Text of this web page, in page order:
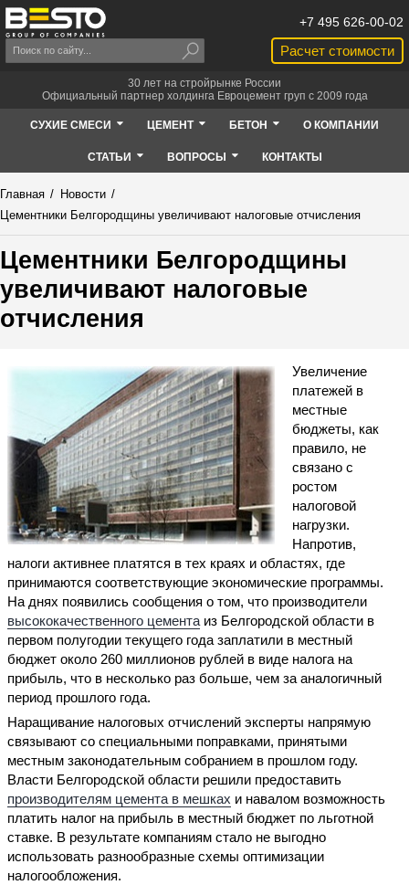
Расчет стоимости
+7 495 626-00-02
30 лет на стройрынке России
Официальный партнер холдинга Евроцемент груп с 2009 года
СУХИЕ СМЕСИ ЦЕМЕНТ БЕТОН О КОМПАНИИ
СТАТЬИ ВОПРОСЫ КОНТАКТЫ
Главная / Новости /
Цементники Белгородщины увеличивают налоговые отчисления
Цементники Белгородщины
увеличивают налоговые
отчисления
Увеличение
платежей в
местные
бюджеты, как
правило, не
связано с
ростом
налоговой
нагрузки.
Напротив,
налоги активнее платятся в тех краях и областях, где
принимаются соответствующие экономические программы.
На днях появились сообщения о том, что производители
высококачественного цемента из Белгородской области в
первом полугодии текущего года заплатили в местный
бюджет около 260 миллионов рублей в виде налога на
прибыль, что в несколько раз больше, чем за аналогичный
период прошлого года.
Наращивание налоговых отчислений эксперты напрямую
связывают со специальными поправками, принятыми
местным законодательным собранием в прошлом году.
Власти Белгородской области решили предоставить
производителям цемента в мешках и навалом возможность
платить налог на прибыль в местный бюджет по льготной
ставке. В результате компаниям стало не выгодно
использовать разнообразные схемы оптимизации
налогообложения.